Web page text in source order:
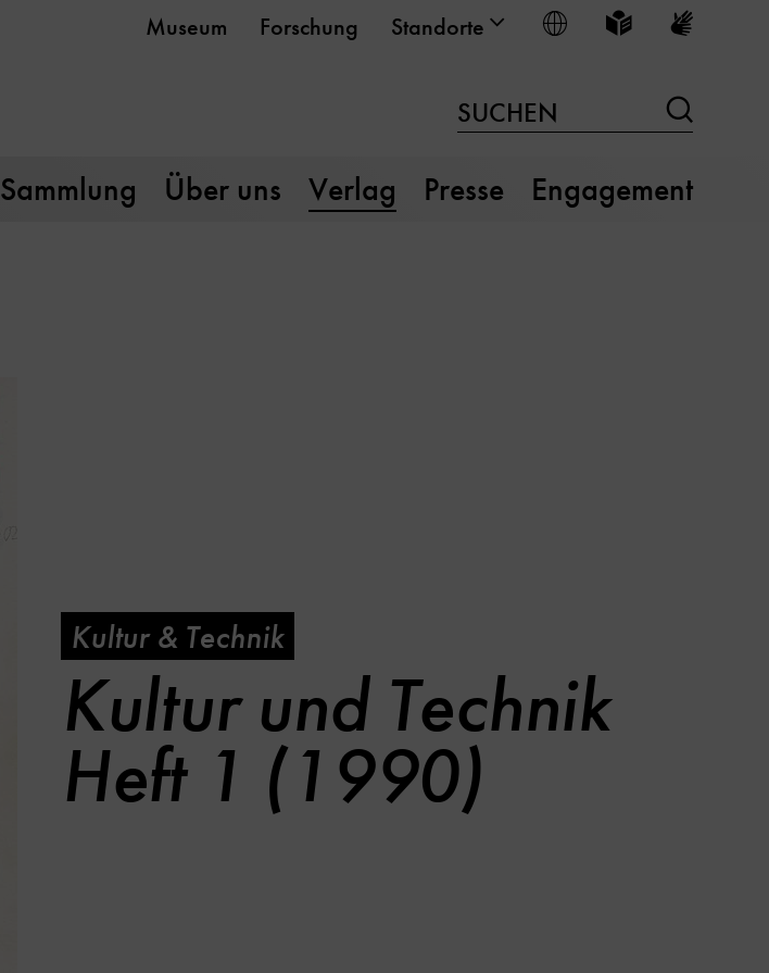
Museum Forschung Standorte Sprache wählen
Leichte Sprache
SUCHEN
Sammlung Über uns Verlag Presse Engagement
Kultur & Technik
Kultur und Technik
Heft 1 (1990)